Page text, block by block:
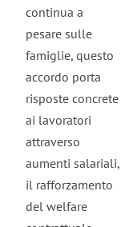
continua a
pesare sulle
famiglie, questo
accordo porta
risposte concrete
ai lavoratori
attraverso
aumenti salariali,
il rafforzamento
del welfare